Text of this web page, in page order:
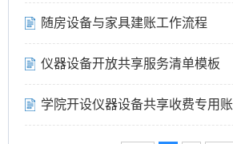
随房设备与家具建账工作流程
仪器设备开放共享服务清单模板